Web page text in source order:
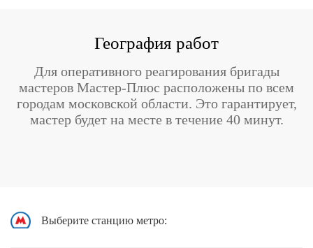
География работ
Для оперативного реагирования бригады
мастеров Мастер-Плюс расположены по всем
городам московской области. Это гарантирует,
мастер будет на месте в течение 40 минут.
Выберите станцию метро: